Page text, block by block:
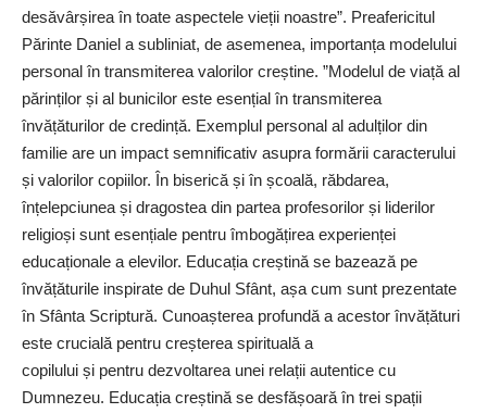
desăvârșirea în toate aspectele vieții noastre”. Preafericitul
Părinte Daniel a subliniat, de asemenea, importanța modelului
personal în transmiterea valorilor creștine. ”Modelul de viață al
părinților și al bunicilor este esențial în transmiterea
învățăturilor de credință. Exemplul personal al adulților din
familie are un impact semnificativ asupra formării caracterului
și valorilor copiilor. În biserică și în școală, răbdarea,
înțelepciunea și dragostea din partea profesorilor și liderilor
religioși sunt esențiale pentru îmbogățirea experienței
educaționale a elevilor. Educația creștină se bazează pe
învățăturile inspirate de Duhul Sfânt, așa cum sunt prezentate
în Sfânta Scriptură. Cunoașterea profundă a acestor învățături
este crucială pentru creșterea spirituală a
copilului și pentru dezvoltarea unei relații autentice cu
Dumnezeu. Educația creștină se desfășoară în trei spații